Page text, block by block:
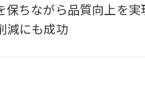
保ちながら品質向上を
減にも成功